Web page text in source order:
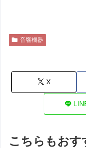
音響機器
X
こちらもおす